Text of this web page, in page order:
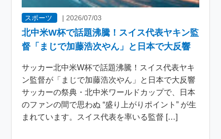
スポーツ | 2026/07/03
北中米W杯で話題沸騰！スイス代表ヤキン監
督「まじで加藤浩次やん」と日本で大反響
サッカー北中米W杯で話題沸騰！スイス代表ヤキ
ン監督が「まじで加藤浩次やん」と日本で大反響
サッカーの祭典・北中米ワールドカップで、日本
のファンの間で思わぬ “盛り上がりポイント” が生
まれています。スイス代表を率いる監督 […]